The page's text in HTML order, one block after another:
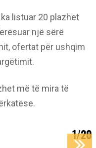
listuar 20 plazhet
një sërë
ofertat për ushqim
më të mira të
1/20